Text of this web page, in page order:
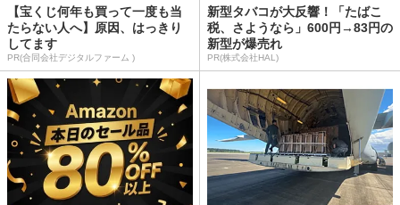
【宝くじ何年も買って一度も当
たらない人へ】原因、はっきり
してます
PR(合同会社デジタルファーム )
新型タバコが大反響！「たばこ
税、さようなら」600円→83円の
新型が爆売れ
PR(株式会社HAL)